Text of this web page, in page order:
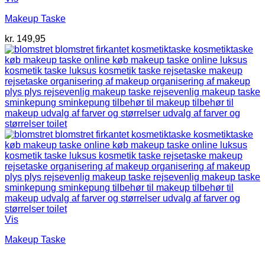
Makeup Taske
kr. 149,95
Vis
Makeup Taske